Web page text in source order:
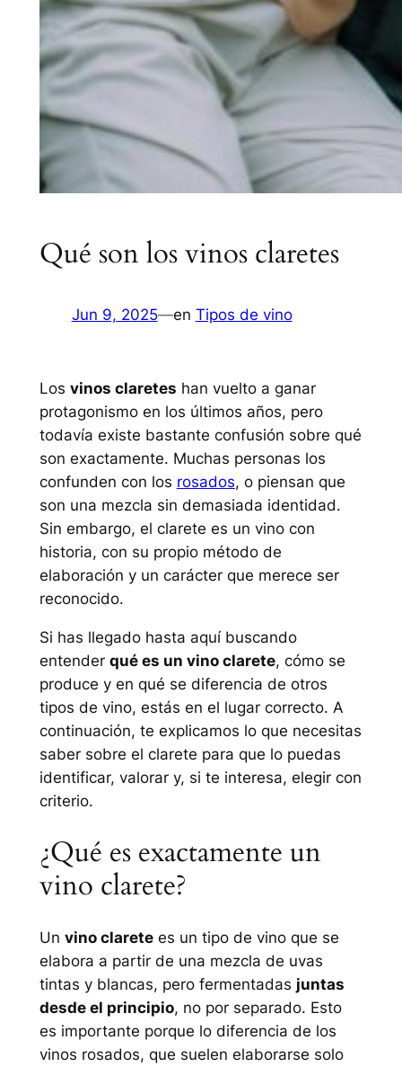
Qué son los vinos claretes
Jun 9, 2025—en Tipos de vino
Los vinos claretes han vuelto a ganar
protagonismo en los últimos años, pero
todavía existe bastante confusión sobre qué
son exactamente. Muchas personas los
confunden con los rosados, o piensan que
son una mezcla sin demasiada identidad.
Sin embargo, el clarete es un vino con
historia, con su propio método de
elaboración y un carácter que merece ser
reconocido.
Si has llegado hasta aquí buscando
entender qué es un vino clarete, cómo se
produce y en qué se diferencia de otros
tipos de vino, estás en el lugar correcto. A
continuación, te explicamos lo que necesitas
saber sobre el clarete para que lo puedas
identificar, valorar y, si te interesa, elegir con
criterio.
¿Qué es exactamente un
vino clarete?
Un vino claretees un tipo de vino que se
elabora a partir de una mezcla de uvas
tintas y blancas, pero fermentadas juntas
desde el principio, no por separado. Esto
es importante porque lo diferencia de los
vinos rosados, que suelen elaborarse solo